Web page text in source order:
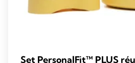
Set PersonalFit™ PLUS